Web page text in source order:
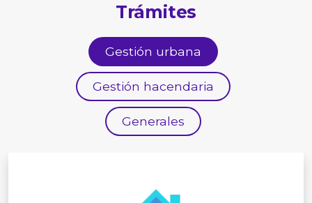
Trámites
Gestión urbana
Gestión hacendaria
Generales